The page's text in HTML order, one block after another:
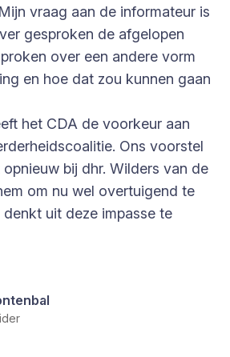
vraag aan de informateur is
gesproken de afgelopen
over een andere vorm
en hoe dat zou kunnen gaan
het CDA de voorkeur aan
Ons voorstel
bij dhr. Wilders van de
om nu wel overtuigend te
denkt uit deze impasse te